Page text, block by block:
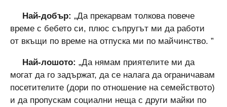
Най-добър: „Да прекарвам толкова повече
време с бебето си, плюс съпругът ми да работи
от вкъщи по време на отпуска ми по майчинство. ”
Най-лошото: „Да нямам приятелите ми да
могат да го задържат, да се налага да ограничавам
посетителите (дори по отношение на семейството)
и да пропускам социални неща с други майки по